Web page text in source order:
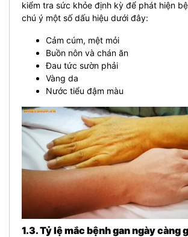
kiểm tra sức khỏe định kỳ để phát hiện
chú ý một số dấu hiệu dưới đây:
Cảm cúm, mệt mỏi
Buồn nôn và chán ăn
Đau tức sườn phải
Vàng da
Nước tiểu đậm màu
1.3. Tỷ lệ mắc bệnh gan ngày càng